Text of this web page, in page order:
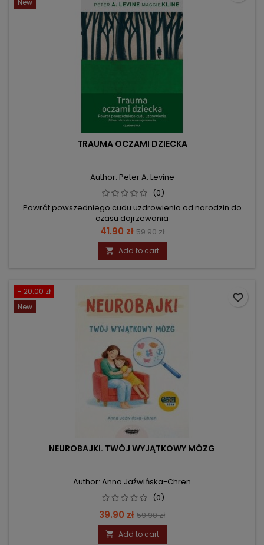
New
TRAUMA OCZAMI DZIECKA
Author: Peter A. Levine
(0)
Powrót powszedniego cudu uzdrowienia od narodzin do
czasu dojrzewania
Price
41.90 zł Regular
price
59.90 zł
 Add to cart
- 20.00 zł
New
NEUROBAJKI. TWÓJ WYJĄTKOWY MÓZG
Author: Anna Jaźwińska-Chren
(0)
Price
39.90 zł Regular
price
59.90 zł
 Add to cart
favorite_border